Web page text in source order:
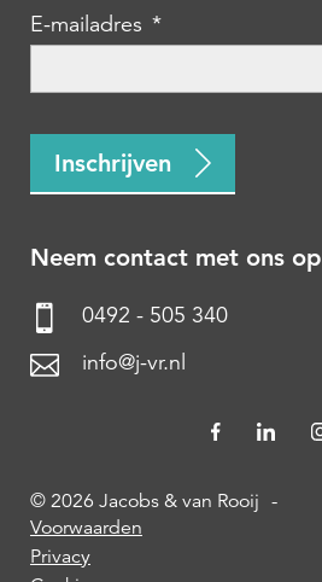
E-mailadres *
Inschrijven
Neem contact met ons op
0492 - 505 340
info@j-vr.nl
© 2026 Jacobs & van Rooij -
Voorwaarden
Privacy